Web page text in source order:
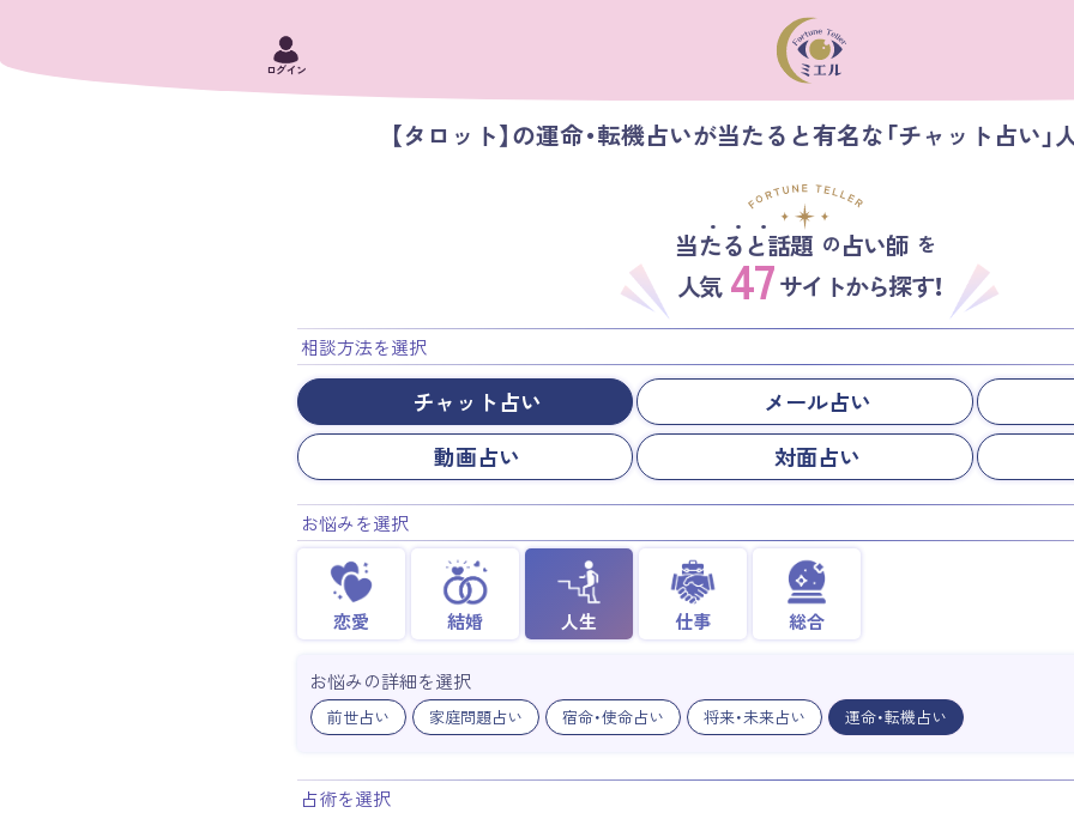
ログイン
【タロット】の運命・転機占いが当たると有名な「チャット占い
当たると話題 の占い師 を
人気 47 サイトから探す！
相談方法を選択
チャット占い
メール占い
動画占い
対面占い
お悩みを選択
恋愛 結婚 人生 仕事 総合
お悩みの詳細を選択
前世占い 家庭問題占い 宿命・使命占い 将来・未来占い 運命・転機占い
占術を選択